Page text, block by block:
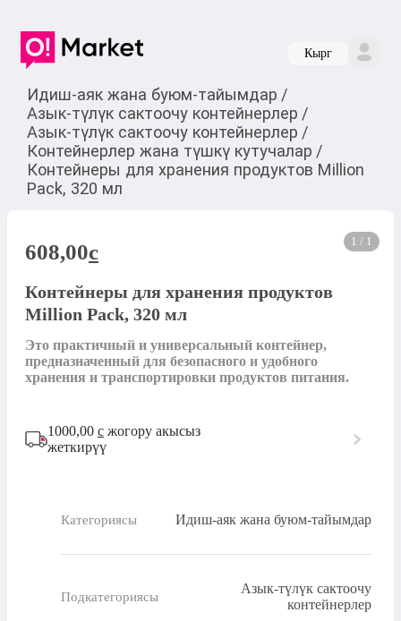
Кырг
Идиш-аяк жана буюм-тайымдар /
Азык-түлүк сактоочу контейнерлер /
Азык-түлүк сактоочу контейнерлер /
Контейнерлер жана түшкү кутучалар /
Контейнеры для хранения продуктов Million
Pack, 320 мл
1 / 1
608,00c
Контейнеры для хранения продуктов
Million Pack, 320 мл
Это практичный и универсальный контейнер,
предназначенный для безопасного и удобного
хранения и транспортировки продуктов питания.
1000,00 с жогору акысыз
жеткирүү
Категориясы Идиш-аяк жана буюм-тайымдар
Подкатегориясы
Азык-түлүк сактоочу
контейнерлер